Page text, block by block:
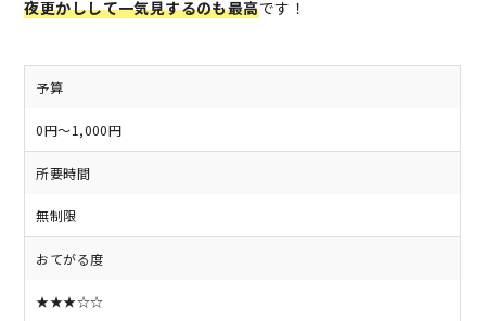
夜更かしして一気見するのも最高です！
予算
0円～1,000円
所要時間
無制限
おてがる度
★★★☆☆